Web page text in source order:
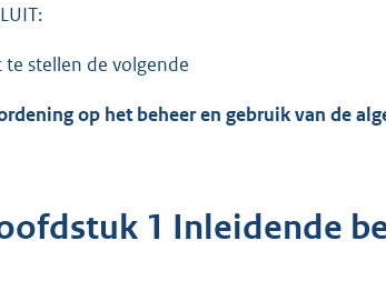
te stellen de volgende
op het beheer en gebruik van de
1 Inleidende